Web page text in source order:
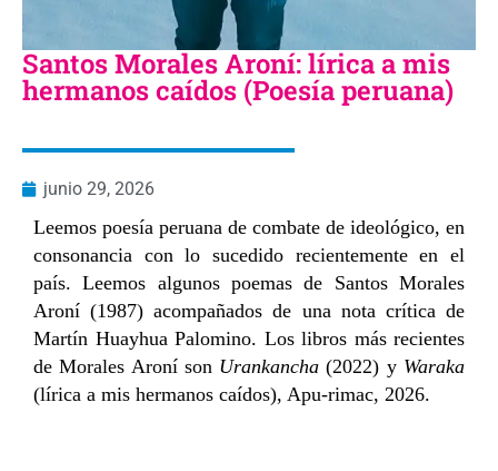
Santos Morales Aroní: lírica a mis
hermanos caídos (Poesía peruana)
junio 29, 2026
Leemos poesía peruana de combate de ideológico, en
consonancia con lo sucedido recientemente en el
país. Leemos algunos poemas de Santos Morales
Aroní (1987) acompañados de una nota crítica de
Martín Huayhua Palomino. Los libros más recientes
de Morales Aroní son Urankancha(2022) y Waraka
(lírica a mis hermanos caídos), Apu-rimac, 2026.